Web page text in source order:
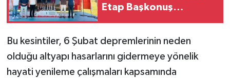
Etap Başkonuş
Bu kesintiler, 6 Şubat depremlerinin neden
olduğu altyapı hasarlarını gidermeye yönelik
hayati yenileme çalışmaları kapsamında
KAHRAMANMARAŞ